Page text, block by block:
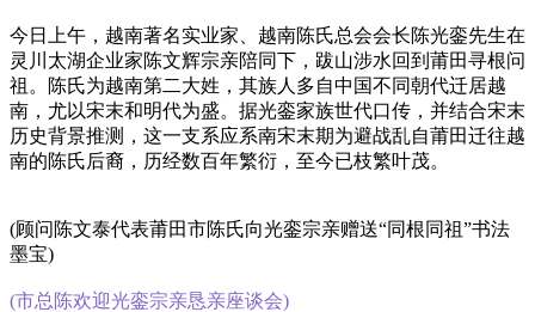
今日上午，越南著名实业家、越南陈氏总会会长陈光銮先生在
灵川太湖企业家陈文辉宗亲陪同下，跋山涉水回到莆田寻根问
祖。陈氏为越南第二大姓，其族人多自中国不同朝代迁居越
南，尤以宋末和明代为盛。据光銮家族世代口传，并结合宋末
历史背景推测，这一支系应系南宋末期为避战乱自莆田迁往越
南的陈氏后裔，历经数百年繁衍，至今已枝繁叶茂。
(顾问陈文泰代表莆田市陈氏向光銮宗亲赠送“同根同祖”书法
墨宝)
(市总陈欢迎光銮宗亲恳亲座谈会)